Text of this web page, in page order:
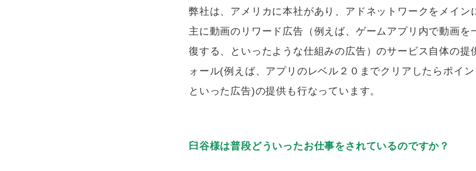
弊社は、アメリカに本社があり、アドネットワークをメイン
主に動画のリワード広告（例えば、ゲームアプリ内で動画を
復する、といったような仕組みの広告）のサービス自体の提
ォール(例えば、アプリのレベル２０までクリアしたらポイ
といった広告)の提供も行なっています。
臼谷様は普段どういったお仕事をされているのですか？